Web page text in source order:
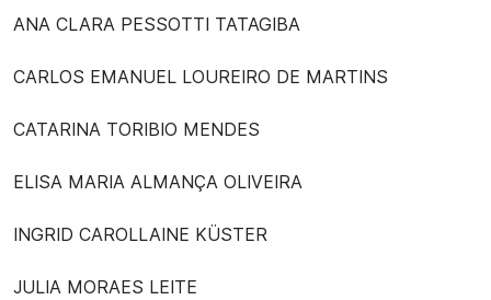
ANA CLARA PESSOTTI TATAGIBA
CARLOS EMANUEL LOUREIRO DE MARTINS
CATARINA TORIBIO MENDES
ELISA MARIA ALMANÇA OLIVEIRA
INGRID CAROLLAINE KÜSTER
JULIA MORAES LEITE